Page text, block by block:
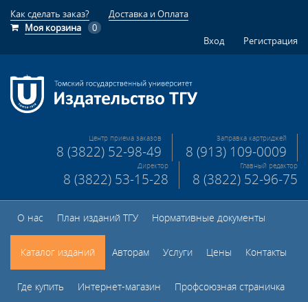
Как сделать заказ?
Доставка и Оплата
Моя корзина
0
Вход
Регистрация
Центр приема заказов
8 (3822) 52-98-49
Заправка картриджей
8 (913) 109-0009
Директор
8 (3822) 53-15-28
Главный редактор
8 (3822) 52-96-75
О нас План изданий ТГУ Нормативные документы
Каталог изданий Авторам Услуги Цены Контакты
Где купить Интернет-магазин Профсоюзная страничка